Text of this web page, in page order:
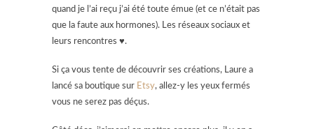
quand je l’ai reçu j’ai été toute émue (et ce n’était pas
que la faute aux hormones). Les réseaux sociaux et
leurs rencontres ♥.
Si ça vous tente de découvrir ses créations, Laure a
lancé sa boutique sur Etsy, allez-y les yeux fermés
vous ne serez pas déçus.